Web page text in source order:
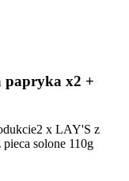
papryka x2 +
2 x LAY'S z
solone 110g